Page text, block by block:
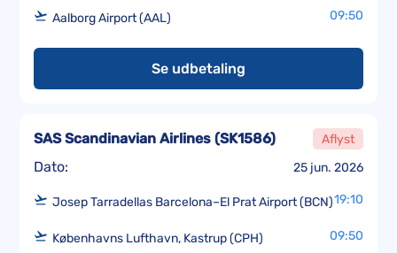
Aalborg Airport (AAL) 09:50
Se udbetaling
Dato: 25 jun. 2026
SAS Scandinavian Airlines (SK1586) Aflyst
Josep Tarradellas Barcelona–El Prat Airport (BCN)19:10
Københavns Lufthavn, Kastrup (CPH) 09:50